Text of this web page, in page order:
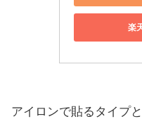
楽
アイロンで貼るタイプ